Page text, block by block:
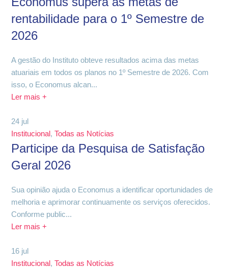
rentabilidade para o 1º Semestre de
2026
A gestão do Instituto obteve resultados acima das metas
atuariais em todos os planos no 1º Semestre de 2026. Com
isso, o Economus alcan...
Ler mais +
24 jul
Institucional,Todas as Notícias
Participe da Pesquisa de Satisfação
Geral 2026
Sua opinião ajuda o Economus a identificar oportunidades de
melhoria e aprimorar continuamente os serviços oferecidos.
Conforme public...
Ler mais +
16 jul
Institucional,Todas as Notícias